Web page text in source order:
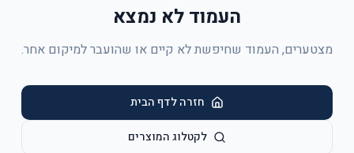
העמוד לא נמצא
מצטערים, העמוד שחיפשת לא קיים או שהועבר למיקום אחר.
חזרה לדף הבית
לקטלוג המוצרים